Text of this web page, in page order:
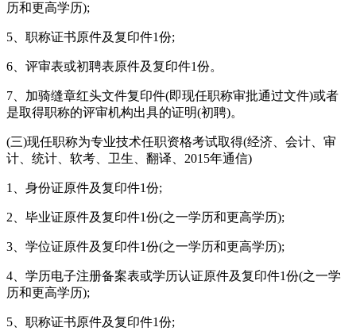
历和更高学历);
5、职称证书原件及复印件1份;
6、评审表或初聘表原件及复印件1份。
7、加骑缝章红头文件复印件(即现任职称审批通过文件)或者
是取得职称的评审机构出具的证明(初聘)。
(三)现任职称为专业技术任职资格考试取得(经济、会计、审
计、统计、软考、卫生、翻译、2015年通信)
1、身份证原件及复印件1份;
2、毕业证原件及复印件1份(之一学历和更高学历);
3、学位证原件及复印件1份(之一学历和更高学历);
4、学历电子注册备案表或学历认证原件及复印件1份(之一学
历和更高学历);
5、职称证书原件及复印件1份;